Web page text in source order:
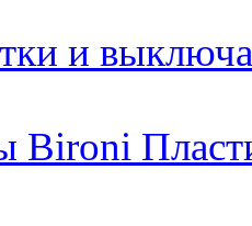
и
Bironi